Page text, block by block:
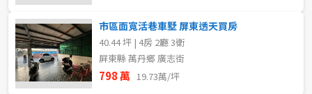
市區面寬活巷車墅 屏東透天買房
40.44 坪 | 4房 2廳 3衛
屏東縣 萬丹鄉 廣志街
798 萬 19.73萬/坪